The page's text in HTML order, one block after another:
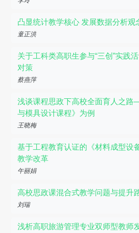
凸显统计教学核心 发展数据分析
童正洪
关于工科类高职生参与“三创”实践
对策
蔡燕萍
浅谈课程思政下高校全面育人之
与模具设计课程》为例
王晓梅
基于工程教育认证的《材料成型设
教学改革
午丽娟
高校思政课混合式教学问题与提升
刘瑞
浅析高职旅游管理专业双师型教师